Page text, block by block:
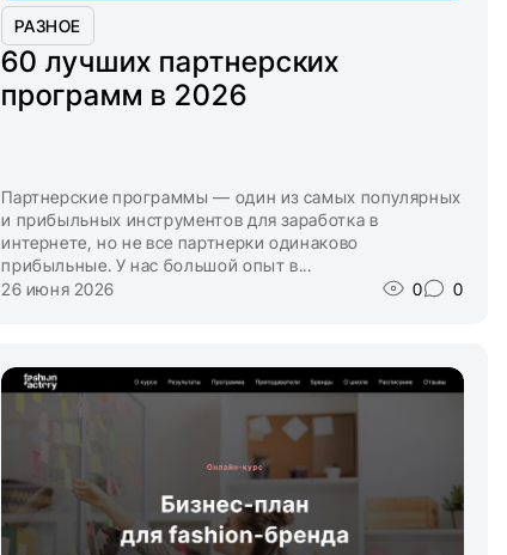
РАЗНОЕ
60 лучших партнерских
программ в 2026
Партнерские программы — один из самых популярных
и прибыльных инструментов для заработка в
интернете, но не все партнерки одинаково
прибыльные. У нас большой опыт в...
26 июня 2026
0 0